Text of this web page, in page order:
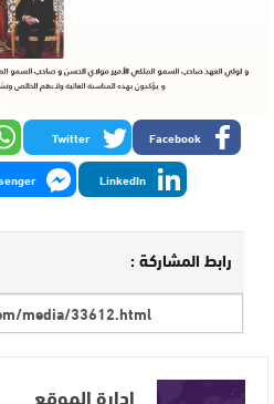
Facebook
Twitter
LinkedIn
رابط المشاركة :
إدارة الموقع